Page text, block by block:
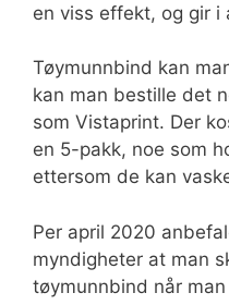
en viss effekt, og gir i
Tøymunnbind kan
kan man bestille det
som Vistaprint. Der
en 5-pakk, noe som
ettersom de kan
Per april 2020
myndigheter at man
tøymunnbind når